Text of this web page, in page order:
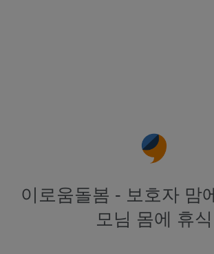
이로움돌봄 - 보호자 맘
모님 몸에 휴식